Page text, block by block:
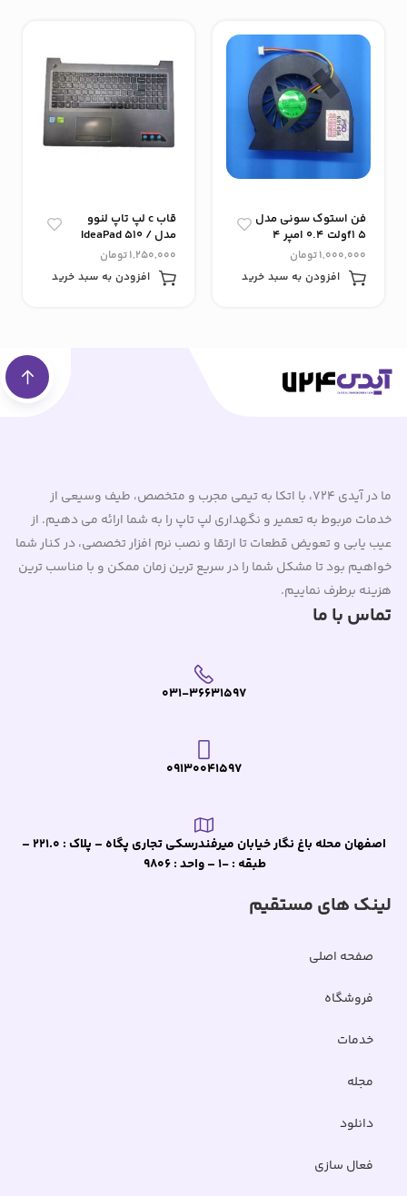
فن استوک سونی مدل
f1 ۵ولت ۰.۴ امپر ۴
سیم
1,000,000تومان
افزودن به سبد خرید
قاب c لپ تاپ لنوو
مدل IdeaPad 510 /
IP510
1,250,000تومان
افزودن به سبد خرید
ما در آیدی 724، با اتکا به تیمی مجرب و متخصص، طیف وسیعی از
خدمات مربوط به تعمیر و نگهداری لپ تاپ را به شما ارائه می دهیم. از
عیب یابی و تعویض قطعات تا ارتقا و نصب نرم افزار تخصصی، در کنار شما
خواهیم بود تا مشکل شما را در سریع ترین زمان ممکن و با مناسب ترین
هزینه برطرف نماییم.
تماس با ما
031-36631597
09130041597
اصفهان محله باغ نگار خیابان میرفندرسکی تجاری پگاه – پلاک : 221.0 –
طبقه : -1 – واحد : 9806
لینک های مستقیم
صفحه اصلی
فروشگاه
خدمات
مجله
دانلود
فعال سازی